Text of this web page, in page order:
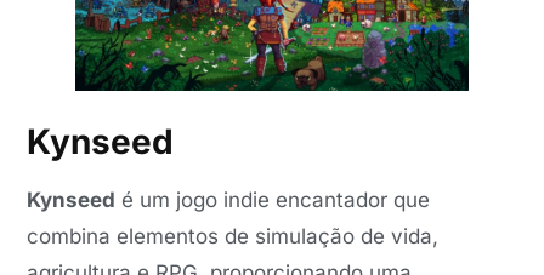
Kynseed
Kynseed é um jogo indie encantador que
combina elementos de simulação de vida,